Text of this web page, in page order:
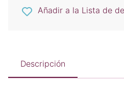
Añadir a la Lista de
Descripción